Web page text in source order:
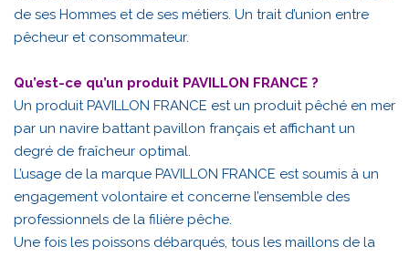
de ses Hommes et de ses métiers. Un trait d’union entre
pêcheur et consommateur.
Qu’est-ce qu’un produit PAVILLON FRANCE ?
Un produit PAVILLON FRANCE est un produit pêché en mer
par un navire battant pavillon français et affichant un
degré de fraîcheur optimal.
L’usage de la marque PAVILLON FRANCE est soumis à un
engagement volontaire et concerne l’ensemble des
professionnels de la filière pêche.
Une fois les poissons débarqués, tous les maillons de la